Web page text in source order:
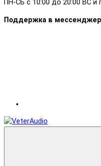
ПН-СБ с 10:00 до 20:00 ВС и
Поддержка в